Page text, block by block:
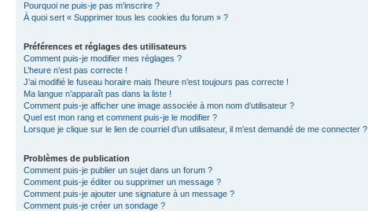
Pourquoi ne puis-je pas m’inscrire ?
À quoi sert « Supprimer tous les cookies du forum » ?
Préférences et réglages des utilisateurs
Comment puis-je modifier mes réglages ?
L’heure n’est pas correcte !
J’ai modifié le fuseau horaire mais l’heure n’est toujours pas correcte !
Ma langue n’apparaît pas dans la liste !
Comment puis-je afficher une image associée à mon nom d’utilisateur ?
Quel est mon rang et comment puis-je le modifier ?
Lorsque je clique sur le lien de courriel d’un utilisateur, il m’est demandé de me connecter ?
Problèmes de publication
Comment puis-je publier un sujet dans un forum ?
Comment puis-je éditer ou supprimer un message ?
Comment puis-je ajouter une signature à un message ?
Comment puis-je créer un sondage ?